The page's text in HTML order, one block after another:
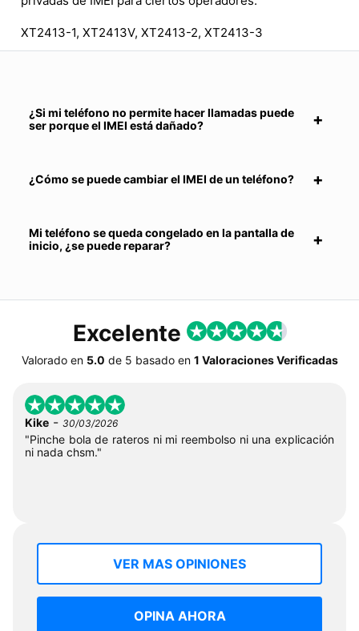
XT2413-1, XT2413V, XT2413-2, XT2413-3
¿Si mi teléfono no permite hacer llamadas puede
ser porque el IMEI está dañado?
¿Cómo se puede cambiar el IMEI de un teléfono?
Mi teléfono se queda congelado en la pantalla de
inicio, ¿se puede reparar?
Excelente
Valorado en 5.0 de 5 basado en 1 Valoraciones Verificadas
Kike - 30/03/2026
"Pinche bola de rateros ni mi reembolso ni una explicación
ni nada chsm."
VER MAS OPINIONES
OPINA AHORA